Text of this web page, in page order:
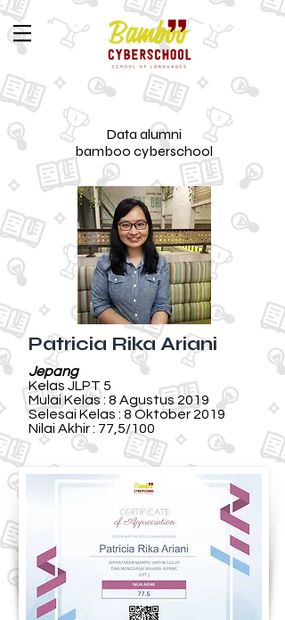
Data alumni
bamboo cyberschool
Patricia Rika Ariani
Jepang
Kelas JLPT 5
Mulai Kelas : 8 Agustus 2019
Selesai Kelas : 8 Oktober 2019
Nilai Akhir : 77,5/100